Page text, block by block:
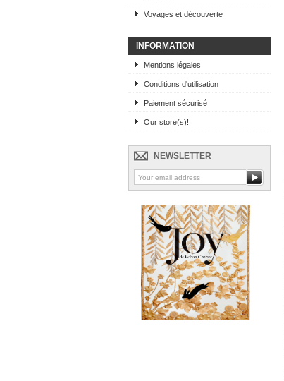
Voyages et découverte
INFORMATION
Mentions légales
Conditions d'utilisation
Paiement sécurisé
Our store(s)!
NEWSLETTER